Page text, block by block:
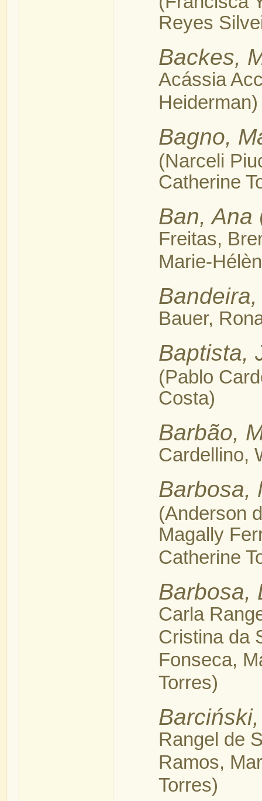
Reyes
Backes,
Acássia
Heiderman)
Bagno,
(Narceli
Catherine
Ban, Ana
Freitas,
Marie-
Bauer,
Baptista,
(Pablo
Costa)
Barbão,
Cardellino,
Barbosa,
(Anderson
Magally
Catherine
Barbosa,
Carla
Cristina da
Fonseca,
Torres)
Rangel de
Ramos,
Torres)